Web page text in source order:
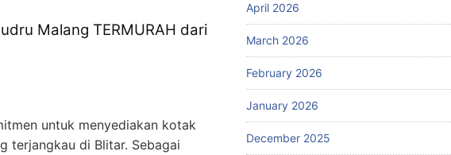
Malang TERMURAH dari
untuk menyediakan kotak
terjangkau di Blitar. Sebagai
April 2026
March 2026
February 2026
January 2026
December 2025